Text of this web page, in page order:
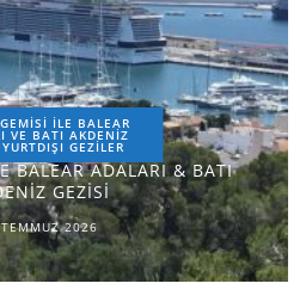
İLE BALEAR
VE BATI AKDENİZ
YURTDIŞI GEZILER
BALEAR ADALARI & BATI
GEZİSİ
2026